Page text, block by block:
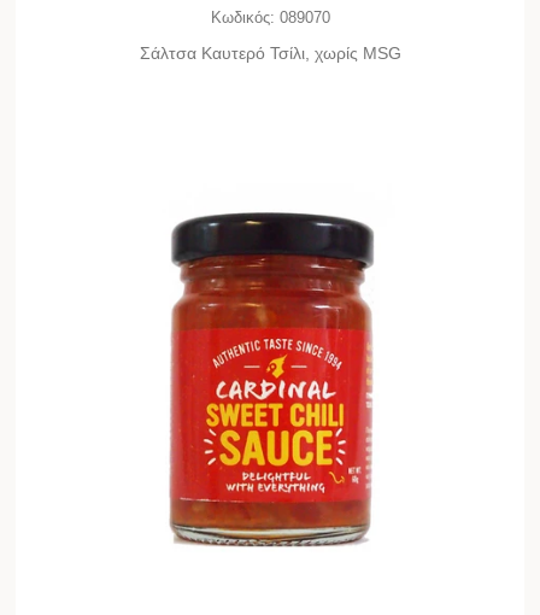
Κωδικός: 089070
Σάλτσα Καυτερό Τσίλι, χωρίς MSG